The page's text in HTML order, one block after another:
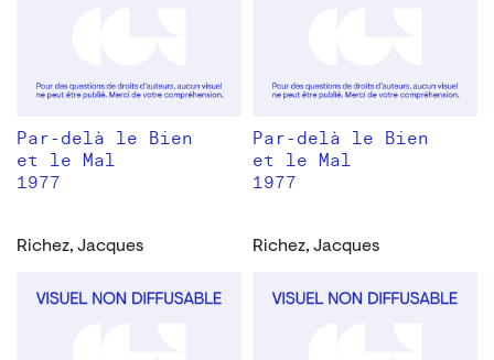
Par-delà le Bien
et le Mal
1977
Par-delà le Bien
et le Mal
1977
Richez, Jacques Richez, Jacques